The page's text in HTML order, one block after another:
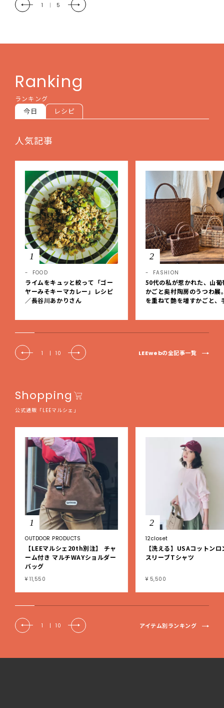
2 | 5
Ranking
ランキング
今日 レシピ
人気記事
1
FOOD
ライムをキュッと絞って「ゴー
ヤーみそキーマカレー」レシピ
／長谷川あかりさん
2
FASHION
50代の私が惹かれた、山葡
かごと奥村陶房のうつわ展
を重ねて艶を増すかごと、
EE DAYS club tanpopo
1 | 10 LEEwebの全記事一覧
Shopping
公式通販「LEEマルシェ」
1
OUTDOOR PRODUCTS
【LEEマルシェ20th別注】 チャ
ーム付き マルチWAYショルダー
バッグ
¥ 11,550
2
12closet
【洗える】USAコットンロ
スリーブTシャツ
¥ 5,500
1 | 10 アイテム別ランキング